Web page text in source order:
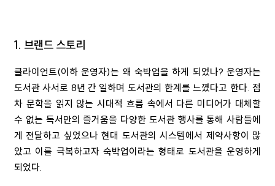
1. 브랜드 스토리
클라이언트(이하 운영자)는 왜 숙박업을 하게 되었나?운영자는
도서관 사서로 8년 간 일하며 도서관의 한계를 느꼈다고 한다.점
차 문학을 읽지 않는 시대적 흐름 속에서 다른 미디어가 대체할
수 없는 독서만의 즐거움을 다양한 도서관 행사를 통해 사람들에
게 전달하고 싶었으나 현대 도서관의 시스템에서 제약사항이 많
았고 이를 극복하고자 숙박업이라는 형태로 도서관을 운영하게
되었다.